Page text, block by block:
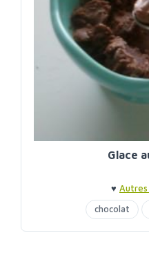
Glace
♥
chocolat